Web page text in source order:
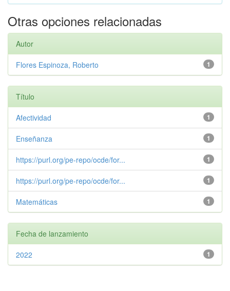
Otras opciones relacionadas
Autor
1
Flores Espinoza, Roberto
Título
1
Afectividad
1
Enseñanza
1
https://purl.org/pe-repo/ocde/for...
1
https://purl.org/pe-repo/ocde/for...
1
Matemáticas
Fecha de lanzamiento
1
2022